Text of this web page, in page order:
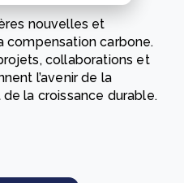
nouvelles et
compensation carbone.
collaborations et
l’avenir de la
la croissance durable.